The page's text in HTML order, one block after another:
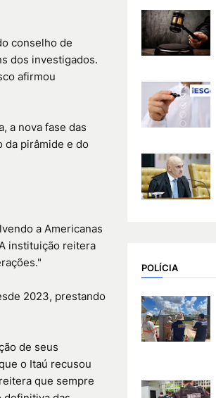
conselho de
dos investigados.
afirmou
a nova fase das
da pirâmide e do
a Americanas
instituição reitera
2023, prestando
de seus
o Itaú recusou
que sempre
POLÍCIA